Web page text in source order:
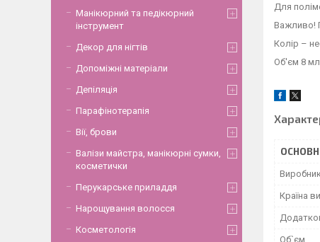
Для
Важливо!
Колір –
Об'єм 8 мл.
Виробник
Країна
Об`єм
Манікюрний та педікюрний
інструмент
Декор для нігтів
Допоміжні матеріали
Депіляція
Парафінотерапія
Вії, брови
Валізи майстра, манікюрні сумки,
косметички
Перукарське приладдя
Нарощування волосся
Косметологія